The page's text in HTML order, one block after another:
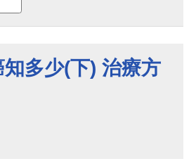
多少(下) 治療方